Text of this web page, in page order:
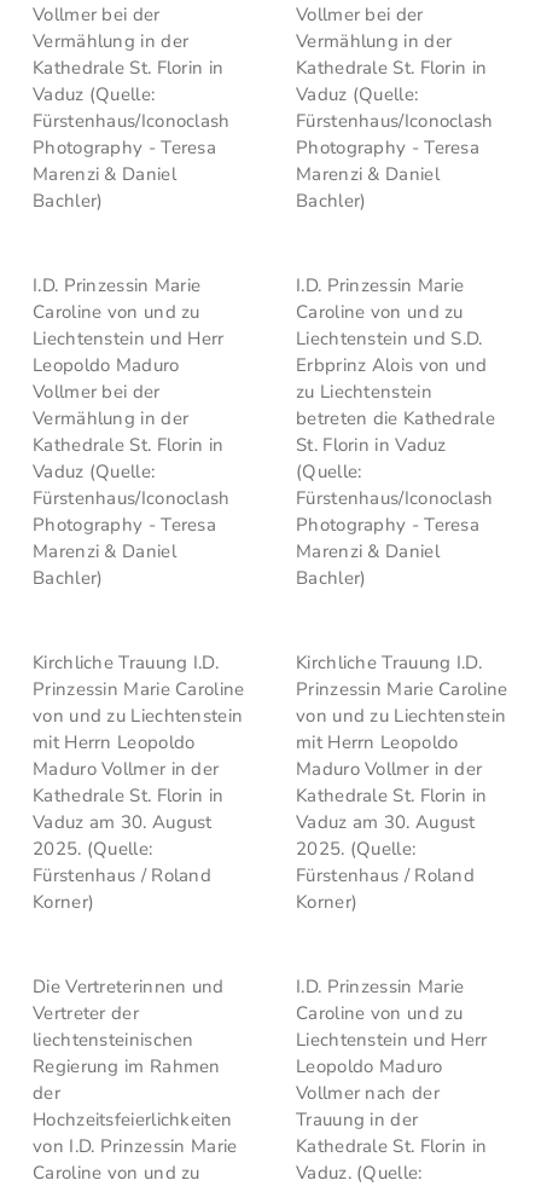
Vollmer bei der
Vermählung in der
Kathedrale St. Florin in
Vaduz (Quelle:
Fürstenhaus/Iconoclash
Photography - Teresa
Marenzi & Daniel
Bachler)
Vollmer bei der
Vermählung in der
Kathedrale St. Florin in
Vaduz (Quelle:
Fürstenhaus/Iconoclash
Photography - Teresa
Marenzi & Daniel
Bachler)
I.D. Prinzessin Marie
Caroline von und zu
Liechtenstein und Herr
Leopoldo Maduro
Vollmer bei der
Vermählung in der
Kathedrale St. Florin in
Vaduz (Quelle:
Fürstenhaus/Iconoclash
Photography - Teresa
Marenzi & Daniel
Bachler)
I.D. Prinzessin Marie
Caroline von und zu
Liechtenstein und S.D.
Erbprinz Alois von und
zu Liechtenstein
betreten die Kathedrale
St. Florin in Vaduz
(Quelle:
Fürstenhaus/Iconoclash
Photography - Teresa
Marenzi & Daniel
Bachler)
Kirchliche Trauung I.D.
Prinzessin Marie Caroline
von und zu Liechtenstein
mit Herrn Leopoldo
Maduro Vollmer in der
Kathedrale St. Florin in
Vaduz am 30. August
2025. (Quelle:
Fürstenhaus / Roland
Korner)
Kirchliche Trauung I.D.
Prinzessin Marie Caroline
von und zu Liechtenstein
mit Herrn Leopoldo
Maduro Vollmer in der
Kathedrale St. Florin in
Vaduz am 30. August
2025. (Quelle:
Fürstenhaus / Roland
Korner)
Die Vertreterinnen und
Vertreter der
liechtensteinischen
Regierung im Rahmen
der
Hochzeitsfeierlichkeiten
von I.D. Prinzessin Marie
Caroline von und zu
I.D. Prinzessin Marie
Caroline von und zu
Liechtenstein und Herr
Leopoldo Maduro
Vollmer nach der
Trauung in der
Kathedrale St. Florin in
Vaduz. (Quelle: